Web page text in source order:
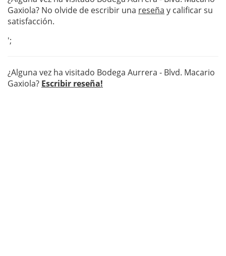
Gaxiola? No olvide de escribir una reseña y calificar su
satisfacción.
';
¿Alguna vez ha visitado Bodega Aurrera - Blvd. Macario
Gaxiola? Escribir reseña!